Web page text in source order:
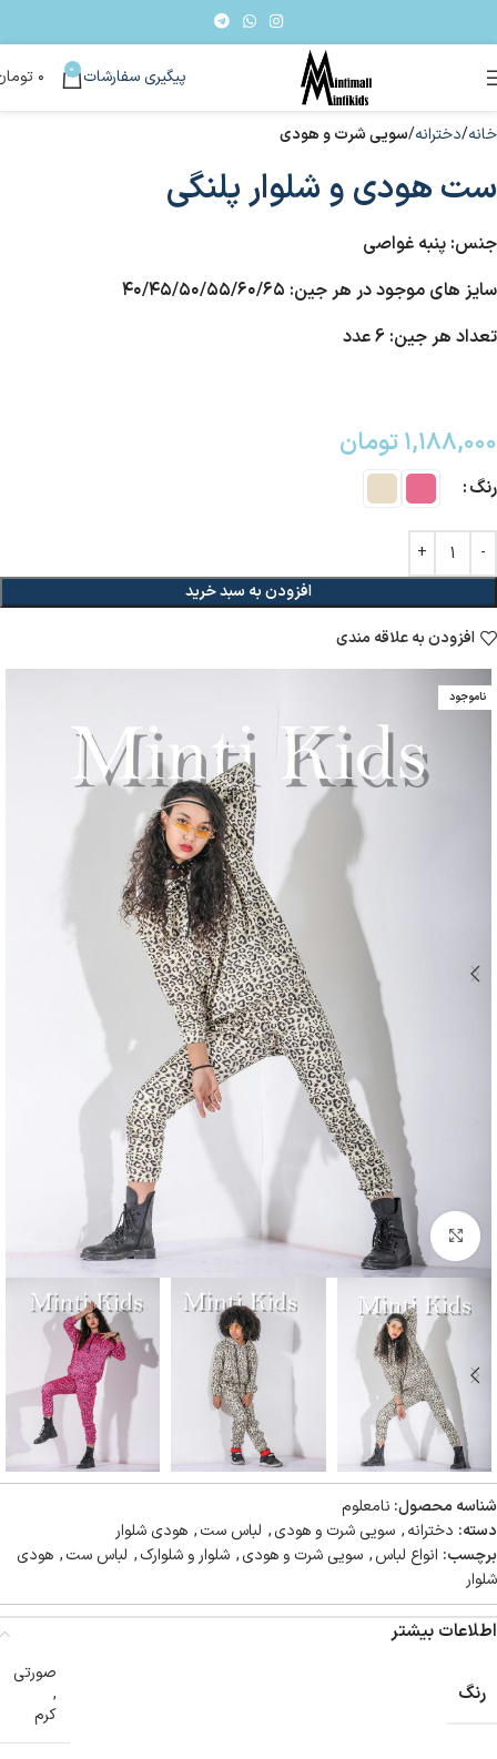
پیگیری سفارشات 0 ۰
خانه دخترانه سویی شرت و هودی
ست هودی و شلوار پلنگی
جنس: پنبه غواصی
سایز های موجود در هر جین: ۴۰/۴۵/۵۰/۵۵/۶۰/۶۵
تعداد هر جین: 6 عدد
۱,۱۸۸,۰۰۰تومان
رنگ
افزودن به سبد خرید
افزودن به علاقه مندی
ناموجود
بزرگنمایی تصویر
شناسه محصول: نامعلوم
دسته: دخترانه, سویی شرت و هودی, لباس ست, هودی شلوار
برچسب: انواع لباس, سویی شرت و هودی, شلوار و شلوارک, لباس ست, هودی
شلوار
اطلاعات بیشتر
رنگ
صورتی
,
کرم